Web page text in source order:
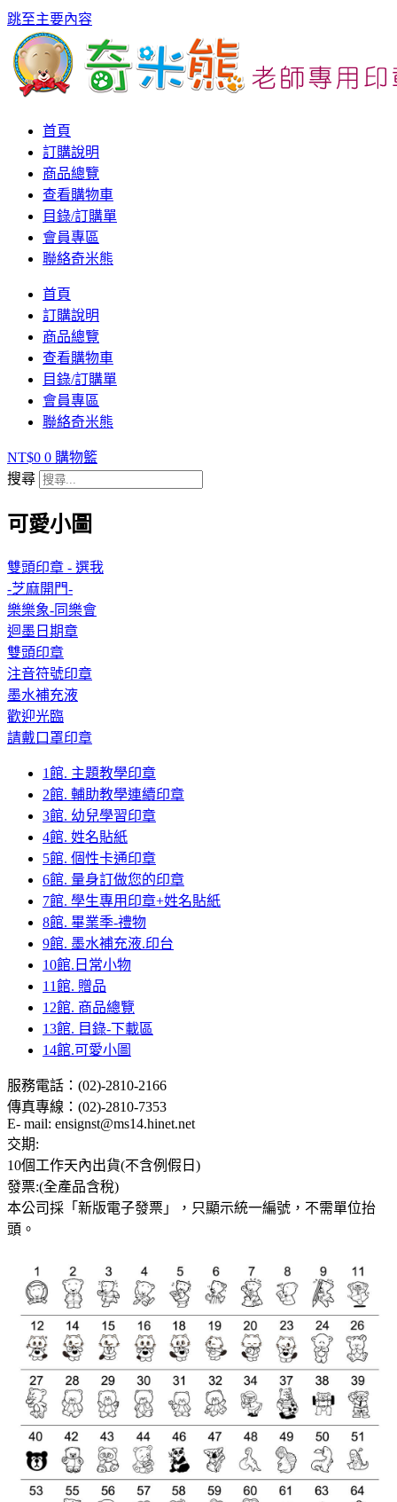
跳至主要內容
首頁
訂購說明
商品總覽
查看購物車
目錄/訂購單
會員專區
聯絡奇米熊
首頁
訂購說明
商品總覽
查看購物車
目錄/訂購單
會員專區
聯絡奇米熊
NT$0 0 購物籃
搜尋
可愛小圖
雙頭印章 - 選我
-芝麻開門-
樂樂象-同樂會
迴墨日期章
雙頭印章
注音符號印章
墨水補充液
歡迎光臨
請戴口罩印章
1館. 主題教學印章
2館. 輔助教學連續印章
3館. 幼兒學習印章
4館. 姓名貼紙
5館. 個性卡通印章
6館. 量身訂做您的印章
7館. 學生專用印章+姓名貼紙
8館. 畢業季-禮物
9館. 墨水補充液.印台
10館.日常小物
11館. 贈品
12館. 商品總覽
13館. 目錄-下載區
14館.可愛小圖
服務電話：(02)-2810-2166
傳真專線：(02)-2810-7353
E- mail: ensignst@ms14.hinet.net
交期:
10個工作天內出貨(不含例假日)
發票:(全產品含稅)
本公司採「新版電子發票」，只顯示統一編號，不需單位抬
頭。